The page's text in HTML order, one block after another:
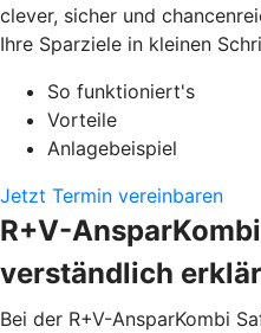
clever, sicher und
Ihre Sparziele in kleinen
So funktioniert's
Vorteile
Anlagebeispiel
Jetzt Termin vereinbaren
R+V-
verständlich
Bei der R+V-AnsparKombi